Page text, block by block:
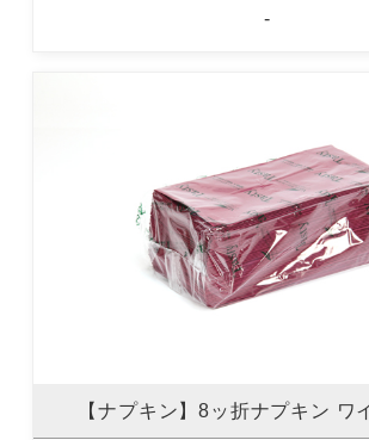
-
【ナプキン】8ッ折ナプキン ワ